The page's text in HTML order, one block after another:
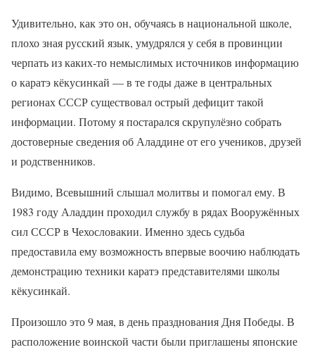
Удивительно, как это он, обучаясь в национальной школе,
плохо зная русский язык, умудрялся у себя в провинции
черпать из каких-то немыслимых источников информацию
о каратэ кёкусинкай — в те годы даже в центральных
регионах СССР существовал острый дефицит такой
информации. Потому я постарался скрупулёзно собрать
достоверные сведения об Аладдине от его учеников, друзей
и родственников.
Видимо, Всевышний слышал молитвы и помогал ему. В
1983 году Аладдин проходил службу в рядах Вооружённых
сил СССР в Чехословакии. Именно здесь судьба
предоставила ему возможность впервые воочию наблюдать
демонстрацию техники каратэ представителями школы
кёкусинкай.
Произошло это 9 мая, в день празднования Дня Победы. В
расположение воинской части были приглашены японские